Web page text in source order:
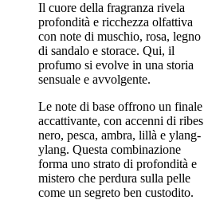
Il cuore della fragranza rivela
profondità e ricchezza olfattiva
con note di muschio, rosa, legno
di sandalo e storace. Qui, il
profumo si evolve in una storia
sensuale e avvolgente.
Le note di base offrono un finale
accattivante, con accenni di ribes
nero, pesca, ambra, lillà e ylang-
ylang. Questa combinazione
forma uno strato di profondità e
mistero che perdura sulla pelle
come un segreto ben custodito.